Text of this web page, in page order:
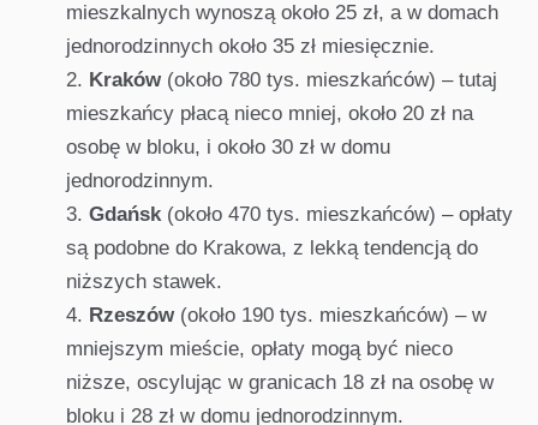
mieszkalnych wynoszą około 25 zł, a w domach
jednorodzinnych około 35 zł miesięcznie.
Kraków (około 780 tys. mieszkańców) – tutaj
mieszkańcy płacą nieco mniej, około 20 zł na
osobę w bloku, i około 30 zł w domu
jednorodzinnym.
Gdańsk(około 470 tys. mieszkańców) – opłaty
są podobne do Krakowa, z lekką tendencją do
niższych stawek.
Rzeszów (około 190 tys. mieszkańców) – w
mniejszym mieście, opłaty mogą być nieco
niższe, oscylując w granicach 18 zł na osobę w
bloku i 28 zł w domu jednorodzinnym.